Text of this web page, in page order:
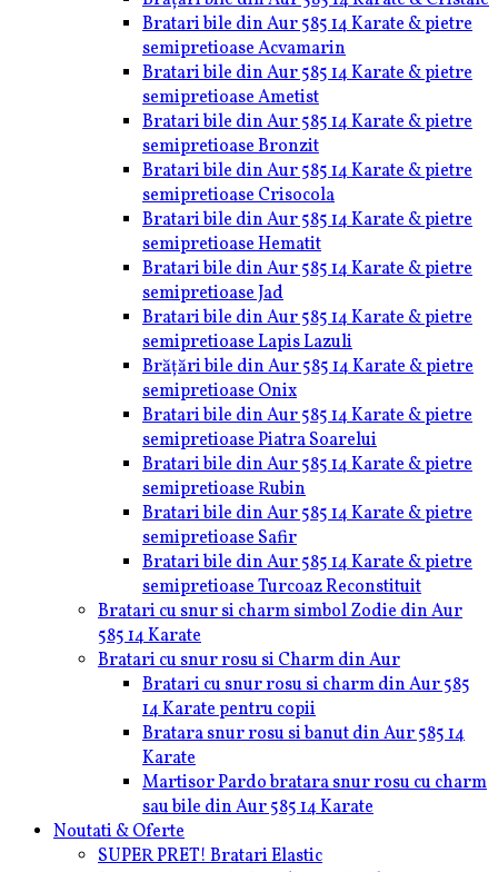
Bratari bile din Aur 585 14 Karate & pietre
semipretioase Acvamarin
Bratari bile din Aur 585 14 Karate & pietre
semipretioase Ametist
Bratari bile din Aur 585 14 Karate & pietre
semipretioase Bronzit
Bratari bile din Aur 585 14 Karate & pietre
semipretioase Crisocola
Bratari bile din Aur 585 14 Karate & pietre
semipretioase Hematit
Bratari bile din Aur 585 14 Karate & pietre
semipretioase Jad
Bratari bile din Aur 585 14 Karate & pietre
semipretioase Lapis Lazuli
Brățări bile din Aur 585 14 Karate & pietre
semipretioase Onix
Bratari bile din Aur 585 14 Karate & pietre
semipretioase Piatra Soarelui
Bratari bile din Aur 585 14 Karate & pietre
semipretioase Rubin
Bratari bile din Aur 585 14 Karate & pietre
semipretioase Safir
Bratari bile din Aur 585 14 Karate & pietre
semipretioase Turcoaz Reconstituit
Bratari cu snur si charm simbol Zodie din Aur
585 14 Karate
Bratari cu snur rosu si Charm din Aur
Bratari cu snur rosu si charm din Aur 585
14 Karate pentru copii
Bratara snur rosu si banut din Aur 585 14
Karate
Martisor Pardo bratara snur rosu cu charm
sau bile din Aur 585 14 Karate
Noutati & Oferte
SUPER PRET! Bratari Elastic